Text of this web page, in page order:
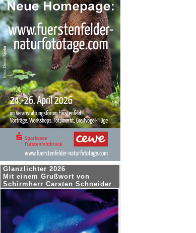
Glanzlichter 2026
Mit einem Grußwort von
Schirmherr Carsten Schneider